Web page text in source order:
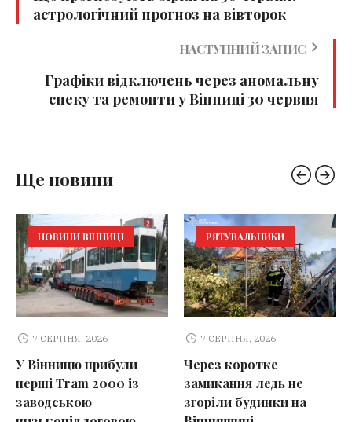
астрологічний прогноз на вівторок
НАСТУПНИЙ ЗАПИС
Графіки відключень через аномальну
спеку та ремонти у Вінниці 30 червня
Ще новини
НОВИНИ ВІННИЦІ
7 СЕРПНЯ, 2026
У Вінницю прибули
перші Tram 2000 із
заводською
РЯТУВАЛЬНИКИ
7 СЕРПНЯ, 2026
Через коротке
замикання ледь не
згоріли будинки на